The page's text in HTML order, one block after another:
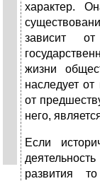
характер.
зависит
жизни
наследует
от
него,
Если
развития